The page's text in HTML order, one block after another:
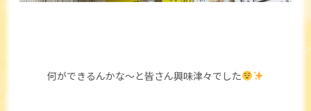
何ができるんかな～と皆さん興味津々でした